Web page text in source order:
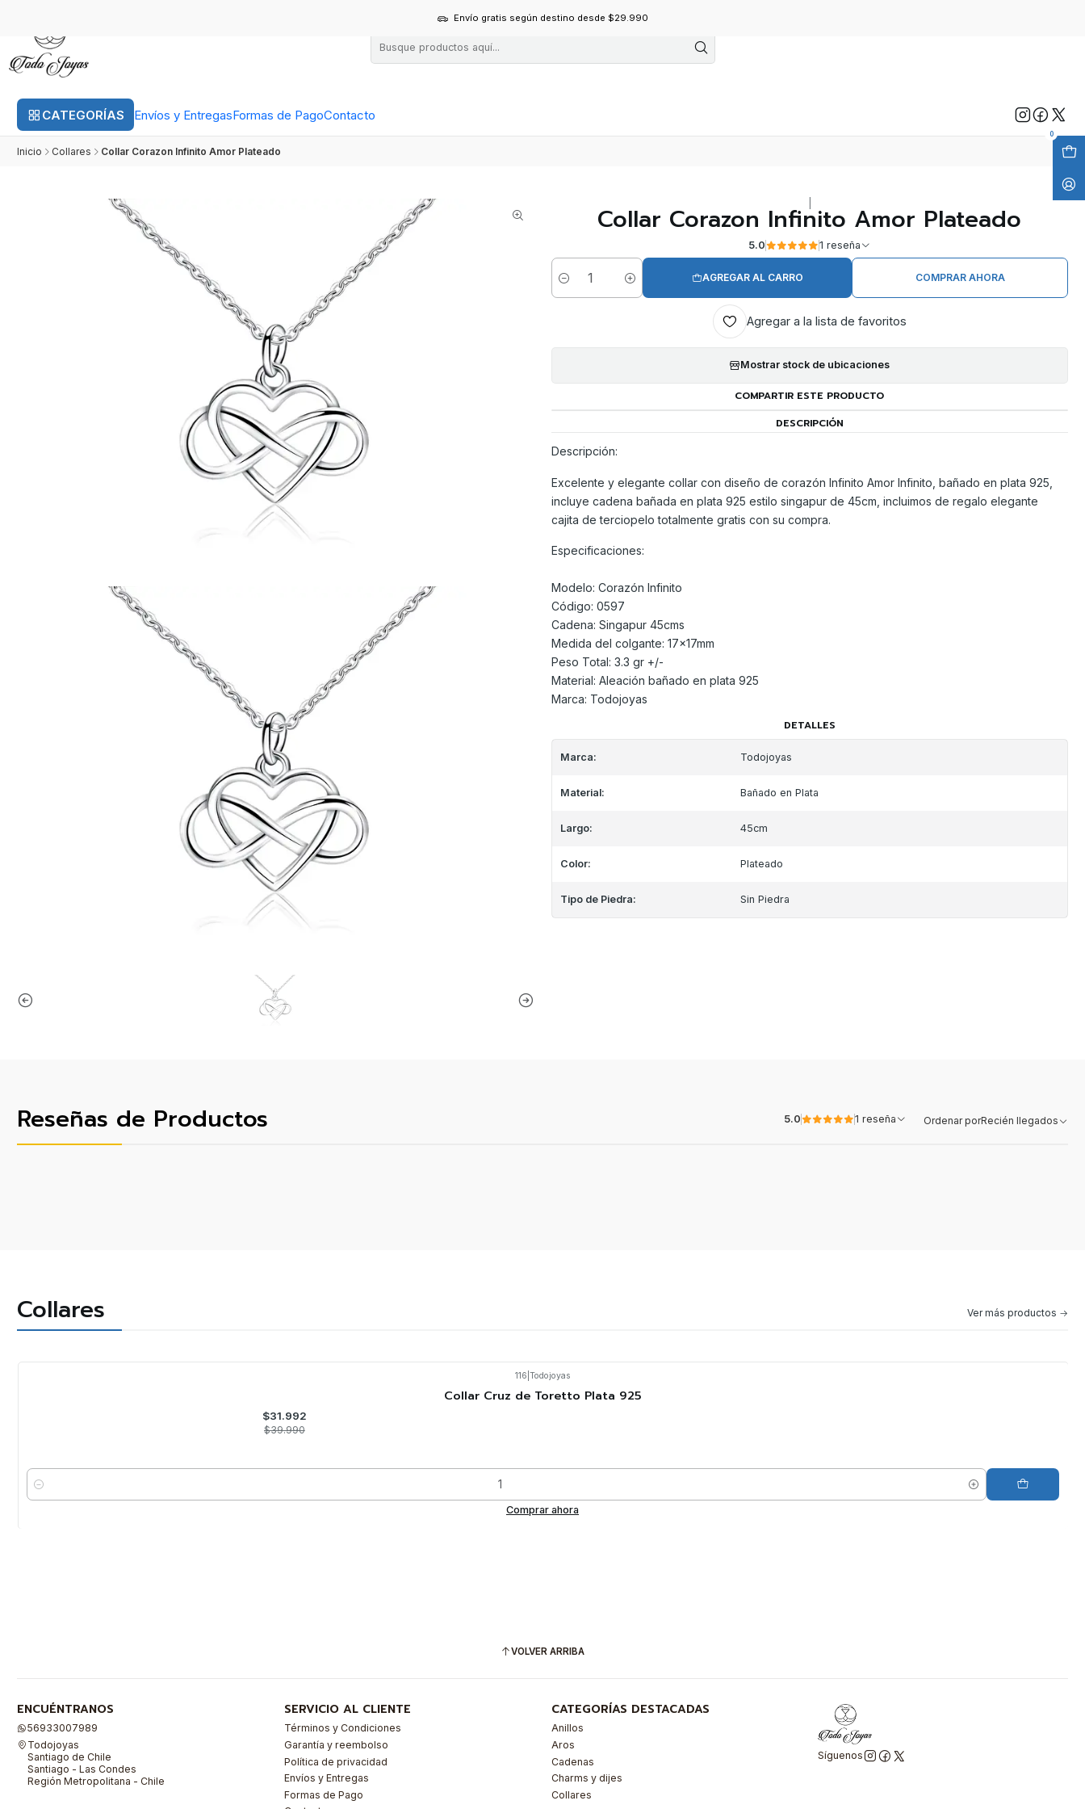
CATEGORÍAS Envíos y EntregasFormas de PagoContacto
0
Envío gratis según destino desde $29.990
Inicio Collares Collar Corazon Infinito Amor Plateado
Collar Corazon Infinito Amor Plateado
5.0 1 reseña
Cantidad
AGREGAR AL CARRO COMPRAR AHORA
Agregar a la lista de favoritos
Mostrar stock de ubicaciones
COMPARTIR ESTE PRODUCTO
DESCRIPCIÓN
Descripción:
Excelente y elegante collar con diseño de corazón Infinito Amor Infinito, bañado en plata 925,
incluye cadena bañada en plata 925 estilo singapur de 45cm, incluimos de regalo elegante
cajita de terciopelo totalmente gratis con su compra.
Especificaciones:
Modelo: Corazón Infinito
Código: 0597
Cadena: Singapur 45cms
Medida del colgante: 17x17mm
Peso Total: 3.3 gr +/-
Material: Aleación bañado en plata 925
Marca: Todojoyas
DETALLES
Marca: Todojoyas
Material: Bañado en Plata
Largo: 45cm
Color: Plateado
Tipo de Piedra: Sin Piedra
Reseñas de Productos 5.0 1 reseña Ordenar porRecién llegados
Collares Ver más productos
116 Todojoyas
Collar Cruz de Toretto Plata 925
$31.992
$39.990
Cantidad
Comprar ahora
VOLVER ARRIBA
ENCUÉNTRANOS
56933007989
Todojoyas
Santiago de Chile
Santiago - Las Condes
Región Metropolitana - Chile
SERVICIO AL CLIENTE
Términos y Condiciones
Garantía y reembolso
Política de privacidad
Envíos y Entregas
Formas de Pago
CATEGORÍAS DESTACADAS
Anillos
Aros
Cadenas
Charms y dijes
Collares
Síguenos